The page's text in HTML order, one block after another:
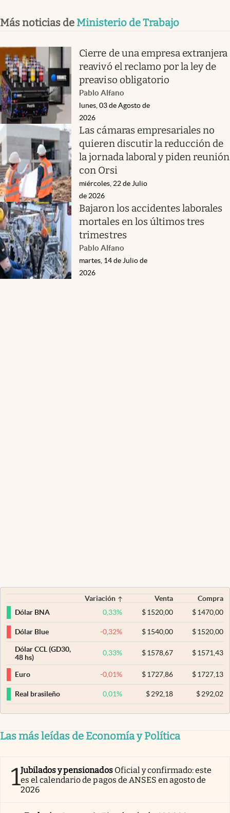
Más noticias de Ministerio de Trabajo
Cierre de una empresa extranjera
reavivó el reclamo por la ley de
preaviso obligatorio
Pablo Alfano
lunes, 03 de Agosto de
2026
Las cámaras empresariales no
quieren discutir la reducción de
la jornada laboral y piden reunión
con Orsi
miércoles, 22 de Julio
de 2026
Bajaron los accidentes laborales
mortales en los últimos tres
trimestres
Pablo Alfano
martes, 14 de Julio de
2026
Variación Venta
Compra
Dólar BNA
0,33% $ 1520,00 $1470,00
Dólar Blue -0,32% $ 1540,00 $1520,00
Dólar CCL (GD30,
48 hs)
0,33% $ 1578,67 $1571,43
Euro -0,01% $ 1727,86 $1727,13
Real brasileño 0,01% $ 292,18 $292,02
Las más leídas de Economía y Política
1Jubilados y pensionados Oficial y confirmado: este
es el calendario de pagos de ANSES en agosto de
2026